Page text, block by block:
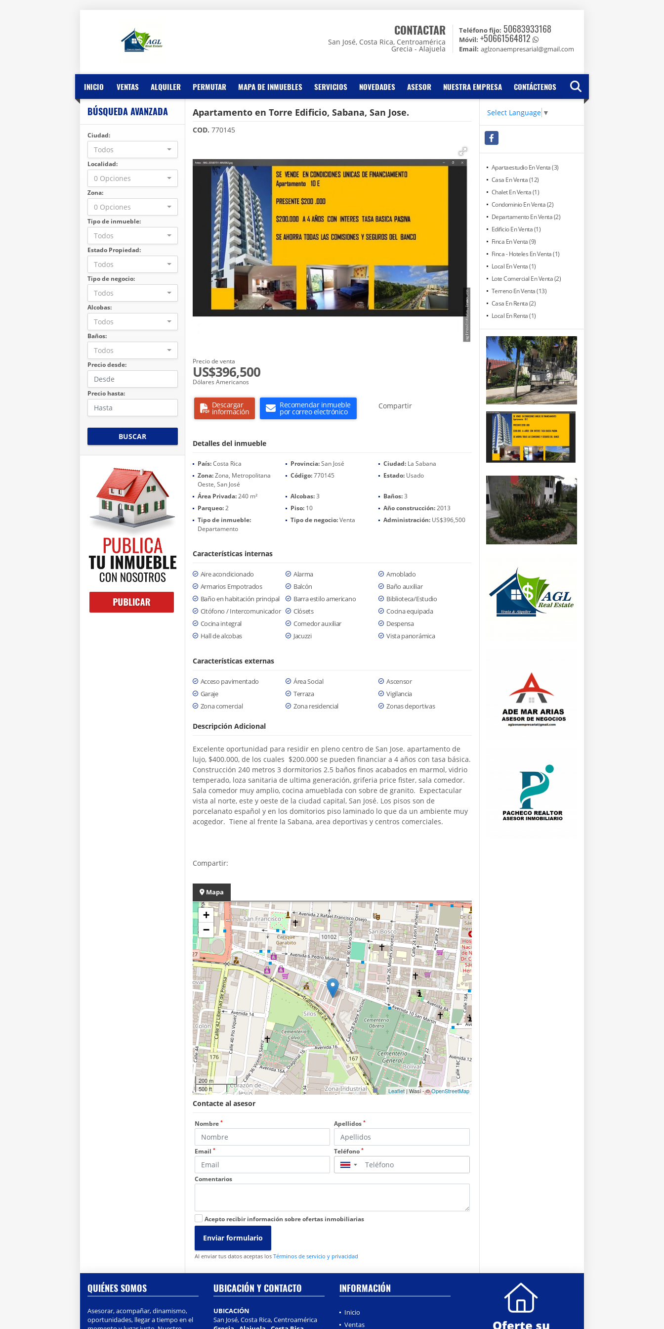
CONTACTAR
San José, Costa Rica, Centroamérica
Grecia - Alajuela
Teléfono fijo: 50683933168
Móvil: +50661564812
Email: aglzonaempresarial@gmail.com
INICIO VENTAS ALQUILER PERMUTAR MAPA DE INMUEBLES SERVICIOS NOVEDADES ASESOR NUESTRA EMPRESA CONTÁCTENOS
BÚSQUEDA AVANZADA
Ciudad:
Todos
Localidad:
0 Opciones
Zona:
0 Opciones
Tipo de inmueble:
Todos
Estado Propiedad:
Todos
Tipo de negocio:
Todos
Alcobas:
Todos
Baños:
Todos
Precio desde:
Precio hasta:
BUSCAR
Apartamento en Torre Edificio, Sabana, San Jose.
COD. 770145
Precio de venta
US$396,500
Dólares Americanos
Descargar
información
Recomendar inmueble
por correo electrónico
Compartir
Detalles del inmueble
País:Costa Rica Provincia:San José Ciudad: La Sabana
Zona:Zona, Metropolitana
Oeste, San José
Código:770145 Estado: Usado
Área Privada:240 m² Alcobas:3 Baños:3
Parqueo:2 Piso:10 Año construcción:2013
Tipo de inmueble:
Departamento
Tipo de negocio:Venta Administración: US$396,500
Características internas
Aire acondicionado Alarma
Amoblado
Armarios Empotrados
Balcón
Baño auxiliar
Baño en habitación principal
Barra estilo americano
Biblioteca/Estudio
Citófono / Intercomunicador
Clósets
Cocina equipada
Cocina integral
Comedor auxiliar
Despensa
Hall de alcobas
Jacuzzi Vista panorámica
Características externas
Acceso pavimentado Área Social
Ascensor
Garaje
Terraza
Vigilancia
Zona comercial
Zona residencial Zonas deportivas
Descripción Adicional
Excelente oportunidad para residir en pleno centro de San Jose. apartamento de
lujo, $400.000, de los cuales $200.000 se pueden financiar a 4 años con tasa básica.
Construcción 240 metros 3 dormitorios 2.5 baños finos acabados en marmol, vidrio
temperado, loza sanitaria de ultima generación, griferia price fister, sala comedor.
Sala comedor muy amplio, cocina amueblada con sobre de granito. Expectacular
vista al norte, este y oeste de la ciudad capital, San José. Los pisos son de
porcelanato español y en los domitorios piso laminado lo que da un ambiente muy
acogedor. Tiene al frente la Sabana, area deportivas y centros comerciales.
Compartir:
Mapa
+
−
200 m
500 ft
Leaflet| Wasi - ©OpenStreetMap
Contacte al asesor
Nombre * Apellidos *
Email * Teléfono *
▼
Comentarios
Acepto recibir información sobre ofertas inmobiliarias
Enviar formulario
Al enviar tus datos aceptas los Términos de servicio y privacidad
Select Language ▼
Facebook
Apartaestudio En Venta (3)
Casa En Venta (12)
Chalet En Venta (1)
Condominio En Venta (2)
Departamento En Venta (2)
Edificio En Venta (1)
Finca En Venta (9)
Finca - Hoteles En Venta (1)
Local En Venta (1)
Lote Comercial En Venta (2)
Terreno En Venta (13)
Casa En Renta (2)
Local En Renta (1)
QUIÉNES SOMOS
Asesorar, acompañar, dinamismo,
oportunidades, llegar a tiempo en el
UBICACIÓN Y CONTACTO
UBICACIÓN
San José, Costa Rica, Centroamérica
INFORMACIÓN
Inicio
Ventas
Oferte su